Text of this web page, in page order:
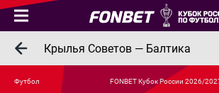
Крылья Советов — Балтика
Футбол
FONBET Кубок России 2026/